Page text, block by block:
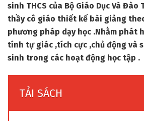
sinh THCS của Bộ Giáo Dục Và Đào
thầy cô giáo thiết kế bài giảng
phương pháp dạy học .Nhằm phát
tính tự giác ,tích cực ,chủ động và
sinh trong các hoạt động học tập .
TẢI SÁCH